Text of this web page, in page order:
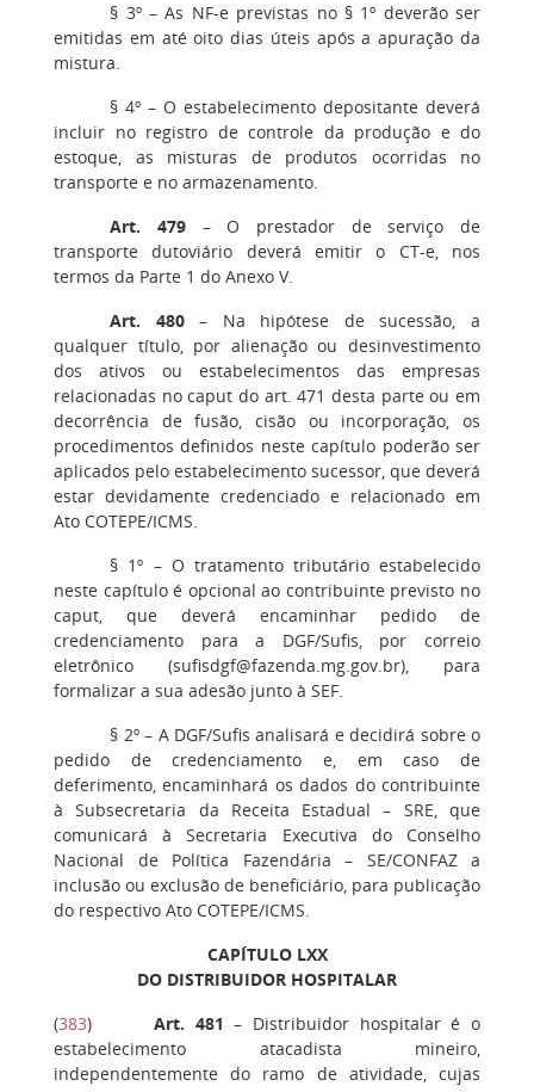
§ 3º– As NF-e previstas no § 1º deverão ser
emitidas em até oito dias úteis após a apuração da
mistura.
§ 4º– O estabelecimento depositante deverá
incluir no registro de controle da produção e do
estoque, as misturas de produtos ocorridas no
transporte e no armazenamento.
Art. 479
– O prestador de serviço de
transporte dutoviário deverá emitir o CT-e, nos
termos da Parte 1 do Anexo V.
Art. 480
– Na hipótese de sucessão, a
qualquer título, por alienação ou desinvestimento
dos ativos ou estabelecimentos das empresas
relacionadas no caput do art. 471 desta parte ou em
decorrência de fusão, cisão ou incorporação, os
procedimentos definidos neste capítulo poderão ser
aplicados pelo estabelecimento sucessor, que deverá
estar devidamente credenciado e relacionado em
Ato COTEPE/ICMS.
§ 1º – O tratamento tributário estabelecido
neste capítulo é opcional ao contribuinte previsto no
caput, que deverá encaminhar pedido de
credenciamento para a DGF/Sufis, por correio
eletrônico (sufisdgf@fazenda.mg.gov.br), para
formalizar a sua adesão junto à SEF.
§ 2º– A DGF/Sufis analisará e decidirá sobre o
pedido de credenciamento e, em caso de
deferimento, encaminhará os dados do contribuinte
à Subsecretaria da Receita Estadual – SRE, que
comunicará à Secretaria Executiva do Conselho
Nacional de Política Fazendária – SE/CONFAZ a
inclusão ou exclusão de beneficiário, para publicação
do respectivo Ato COTEPE/ICMS.
CAPÍTULO LXX
DO DISTRIBUIDOR HOSPITALAR
(383) Art. 481 – Distribuidor hospitalar é o
estabelecimento atacadista mineiro,
independentemente do ramo de atividade, cujas